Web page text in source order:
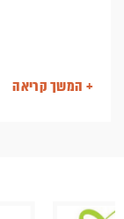
+ המשך קריאה